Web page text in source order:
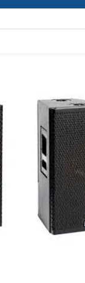
Gebrauchtes